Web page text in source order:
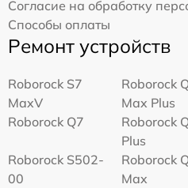
Согласие на обработку
Способы оплаты
Ремонт устройств
Roborock S7
MaxV
Roborock
Max Plus
Roborock Q7
Roborock
Plus
Roborock S502-
00
Roborock
Max